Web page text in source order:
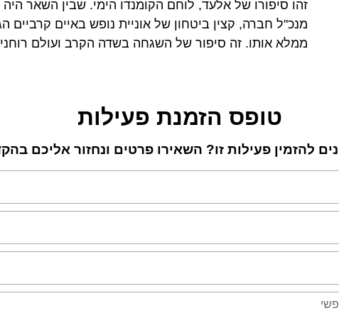
זהו סיפורו של אלעד, לוחם הקומנדו הימי. שבין השאר היה
מנכ"ל חברה, קצין ביטחון של אוניית נופש באיים
ממלא אותו. זה סיפור של השגחה בשדה הקרב ועולם
טופס הזמנת פעילות
להזמין פעילות זו? השאירו פרטים ונחזור אליכם